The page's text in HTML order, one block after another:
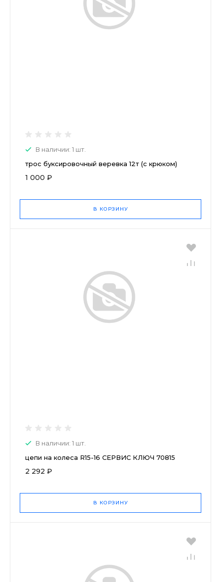
В наличии: 1 шт.
трос буксировочный веревка 12т (с крюком)
1 000 ₽
В КОРЗИНУ
В наличии: 1 шт.
цепи на колеса R15-16 СЕРВИС КЛЮЧ 70815
2 292 ₽
В КОРЗИНУ